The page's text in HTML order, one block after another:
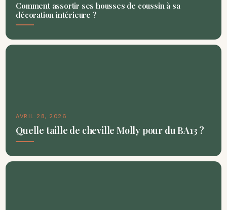
Comment assortir ses housses de coussin à sa
décoration intérieure ?
AVRIL 28, 2026
Quelle taille de cheville Molly pour du BA13 ?